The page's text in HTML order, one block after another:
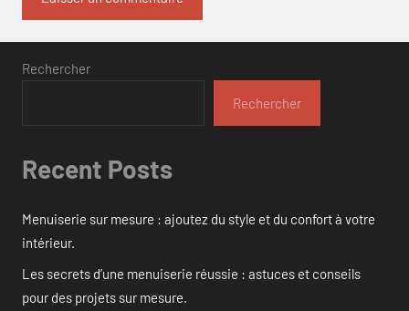
Rechercher
Rechercher
Recent Posts
Menuiserie sur mesure : ajoutez du style et du confort à votre
intérieur.
Les secrets d’une menuiserie réussie : astuces et conseils
pour des projets sur mesure.